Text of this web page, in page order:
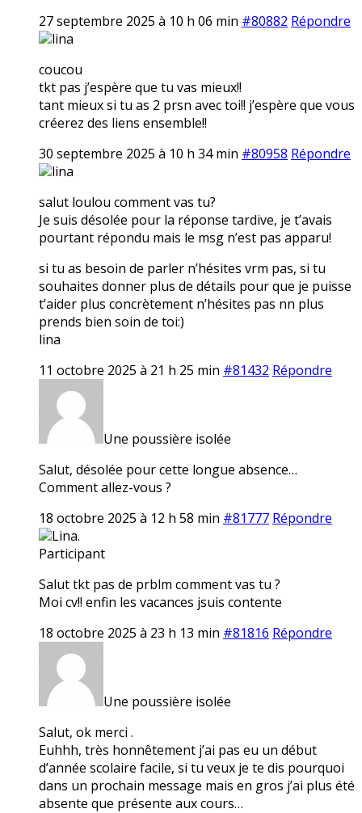
27 septembre 2025 à 10 h 06 min #80882 Répondre
lina
coucou
tkt pas j’espère que tu vas mieux!!
tant mieux si tu as 2 prsn avec toi!! j’espère que vous
créerez des liens ensemble!!
30 septembre 2025 à 10 h 34 min #80958 Répondre
lina
salut loulou comment vas tu?
Je suis désolée pour la réponse tardive, je t’avais
pourtant répondu mais le msg n’est pas apparu!
si tu as besoin de parler n’hésites vrm pas, si tu
souhaites donner plus de détails pour que je puisse
t’aider plus concrètement n’hésites pas nn plus
prends bien soin de toi:)
lina
11 octobre 2025 à 21 h 25 min #81432 Répondre
Une poussière isolée
Salut, désolée pour cette longue absence…
Comment allez-vous ?
18 octobre 2025 à 12 h 58 min #81777 Répondre
Lina.
Participant
Salut tkt pas de prblm comment vas tu ?
Moi cv!! enfin les vacances jsuis contente
18 octobre 2025 à 23 h 13 min #81816 Répondre
Une poussière isolée
Salut, ok merci .
Euhhh, très honnêtement j’ai pas eu un début
d’année scolaire facile, si tu veux je te dis pourquoi
dans un prochain message mais en gros j’ai plus été
absente que présente aux cours…